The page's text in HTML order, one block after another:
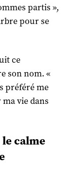
partis »,
pour se
ce
son nom. «
préféré me
vie dans
calme